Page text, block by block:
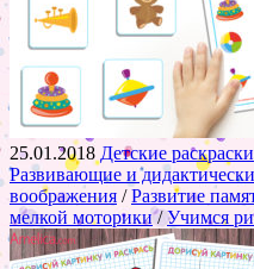
25.01.2018 Детские раскраски
Развивающие и
воображения /Развитие
мелкой моторики/Учимся